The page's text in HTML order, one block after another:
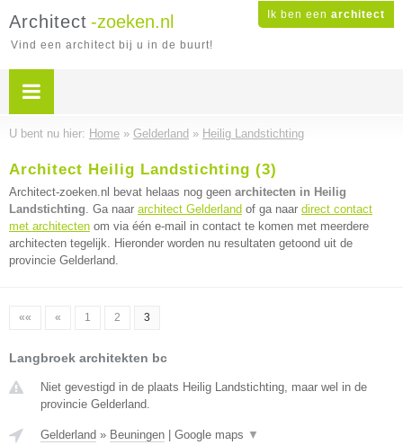
Ik ben een architect
Architect -zoeken.nl
Vind een architect bij u in de buurt!
U bent nu hier: Home » Gelderland » Heilig Landstichting
Architect Heilig Landstichting (3)
Architect-zoeken.nl bevat helaas nog geen architecten in Heilig
Landstichting. Ga naar architect Gelderland of ga naar direct contact
met architecten om via één e-mail in contact te komen met meerdere
architecten tegelijk. Hieronder worden nu resultaten getoond uit de
provincie Gelderland.
«« « 1 2 3
Langbroek architekten bc
Niet gevestigd in de plaats Heilig Landstichting, maar wel in de
provincie Gelderland.
Gelderland » Beuningen Google maps ▼